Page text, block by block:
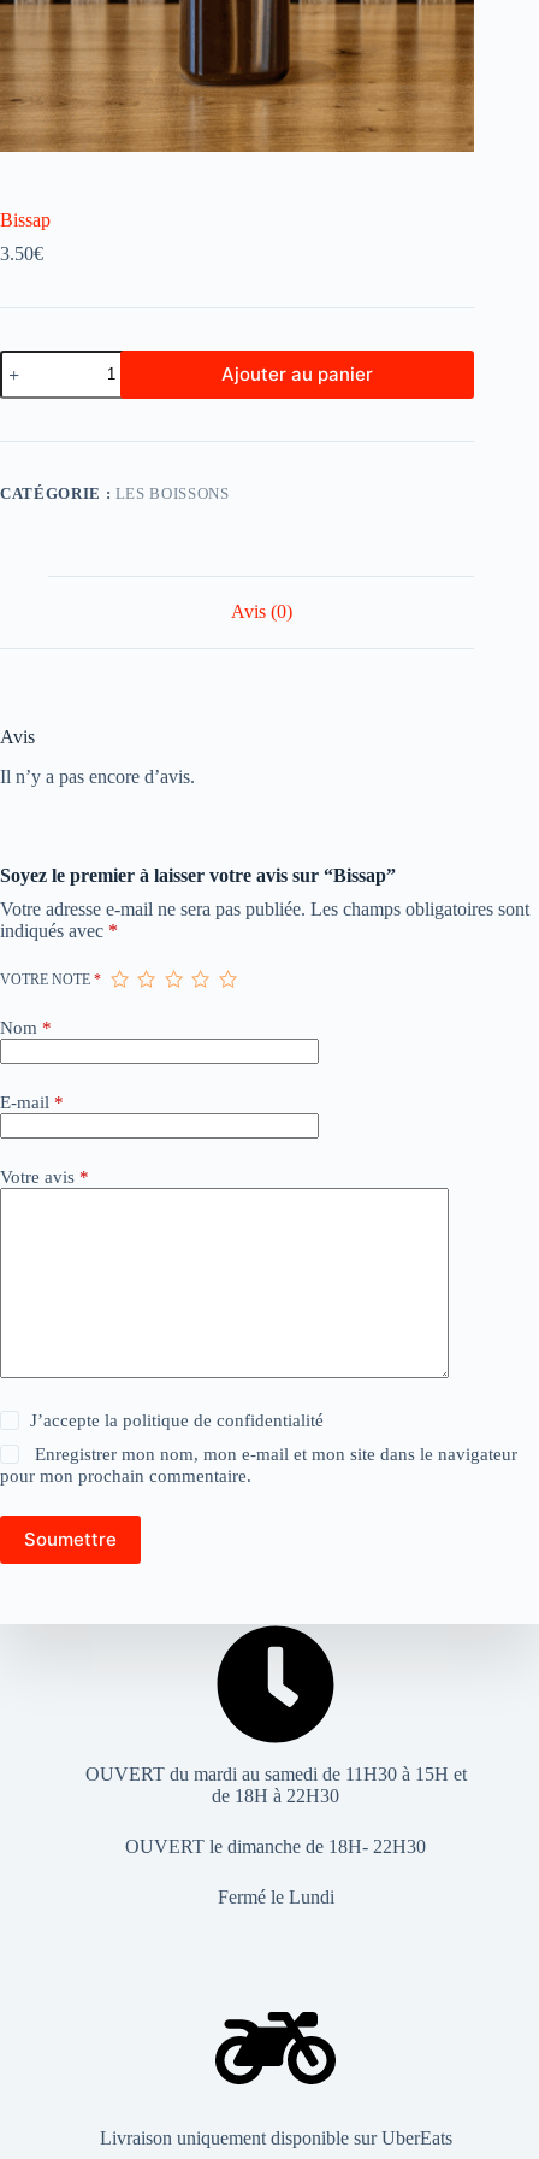
Bissap
3.50€
quantité
de
Bissap
Ajouter au panier
CATÉGORIE : LES BOISSONS
Avis (0)
Avis
Il n’y a pas encore d’avis.
Soyez le premier à laisser votre avis sur “Bissap”
Votre adresse e-mail ne sera pas publiée. Les champs obligatoires sont
indiqués avec *
VOTRE NOTE *
Nom *
E-mail *
Votre avis *
J’accepte lapolitique de confidentialité
Enregistrer mon nom, mon e-mail et mon site dans le navigateur
pour mon prochain commentaire.
Soumettre
OUVERT du mardi au samedi de 11H30 à 15H et
de 18H à 22H30
OUVERT le dimanche de 18H- 22H30
Fermé le Lundi
Livraison uniquement disponible sur UberEats